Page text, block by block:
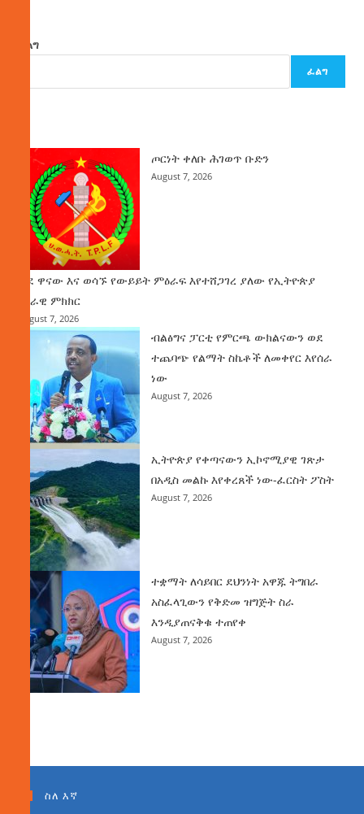
ፈልግ
ፈልግ
ጦርነት ቀለቡ ሕገወጥ ቡድን
August 7, 2026
ወደ ዋናው እና ወሳኙ የውይይት ምዕራፍ እየተሸጋገረ ያለው የኢትዮጵያ
ሀገራዊ ምክክር
August 7, 2026
ብልፅግና ፓርቲ የምርጫ ውክልናውን ወደ
ተጨባጭ የልማት ስኬቶች ለመቀየር እየሰራ
ነው
August 7, 2026
ኢትዮጵያ የቀጣናውን ኢኮኖሚያዊ ገጽታ
በአዲስ መልኩ እየቀረጸች ነው-ፈርስት ፖስት
August 7, 2026
ተቋማት ለሳይበር ደህንነት አዋጁ ትግበራ
አስፈላጊውን የቅድመ ዝግጅት ስራ
እንዲያጠናቅቁ ተጠየቀ
August 7, 2026
ስለ እኛ